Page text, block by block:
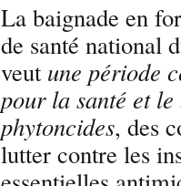
La baignade en
de santé national
veut une période
pour la santé et
phytoncides, des
lutter contre les